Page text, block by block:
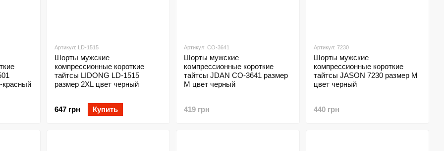
красный
Артикул: LD-1515
Шорты мужские
компрессионные короткие
тайтсы LIDONG LD-1515
размер 2XL цвет черный
647 грн Купить
Артикул: CO-3641
Шорты мужские
компрессионные короткие
тайтсы JDAN CO-3641 размер
M цвет черный
419 грн
Артикул: 7230
Шорты мужские
компрессионные короткие
тайтсы JASON 7230 размер M
цвет черный
440 грн